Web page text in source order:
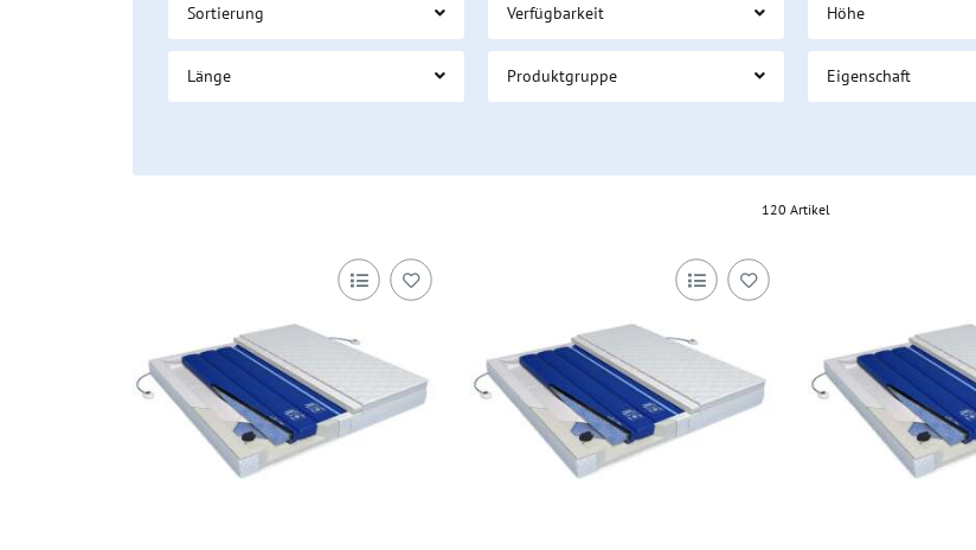
Sortierung Verfügbarkeit Höhe
Länge Produktgruppe Eigenschaft
120 Artikel